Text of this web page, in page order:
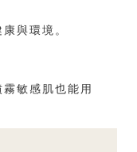
與環境。
敏感肌也能用